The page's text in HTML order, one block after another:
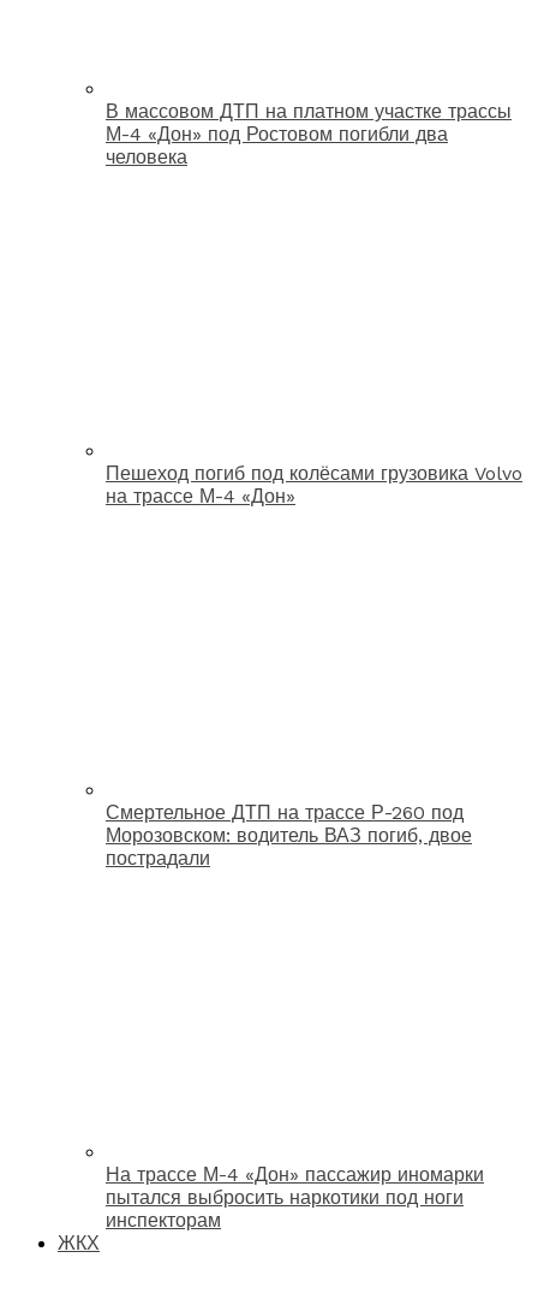
В массовом ДТП на платном участке трассы
М-4 «Дон» под Ростовом погибли два
человека
Пешеход погиб под колёсами грузовика Volvo
на трассе М-4 «Дон»
Смертельное ДТП на трассе Р-260 под
Морозовском: водитель ВАЗ погиб, двое
пострадали
На трассе М-4 «Дон» пассажир иномарки
пытался выбросить наркотики под ноги
инспекторам
ЖКХ